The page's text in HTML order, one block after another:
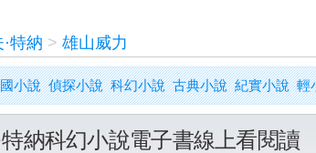
特納 > 雄山威力
小說 偵探小說 科幻小說 古典小說 紀實小說 輕
特納科幻小說電子書線上看閱讀